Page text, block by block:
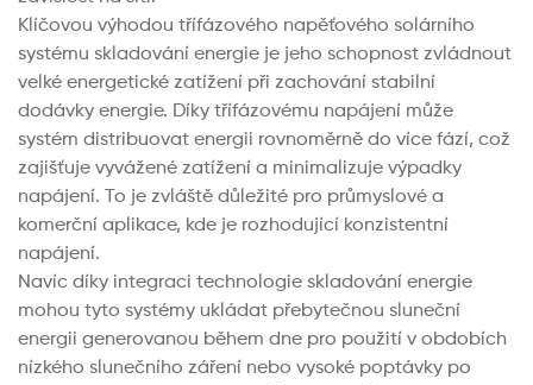
Klíčovou výhodou třífázového napěťového solárního
systému skladování energie je jeho schopnost zvládnout
velké energetické zatížení při zachování stabilní
dodávky energie. Díky třífázovému napájení může
systém distribuovat energii rovnoměrně do více fází, což
zajišťuje vyvážené zatížení a minimalizuje výpadky
napájení. To je zvláště důležité pro průmyslové a
komerční aplikace, kde je rozhodující konzistentní
napájení.
Navíc díky integraci technologie skladování energie
mohou tyto systémy ukládat přebytečnou sluneční
energii generovanou během dne pro použití v obdobích
nízkého slunečního záření nebo vysoké poptávky po